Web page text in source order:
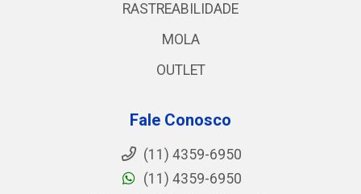
RASTREABILIDADE
MOLA
OUTLET
Fale Conosco
(11) 4359-6950
(11) 4359-6950